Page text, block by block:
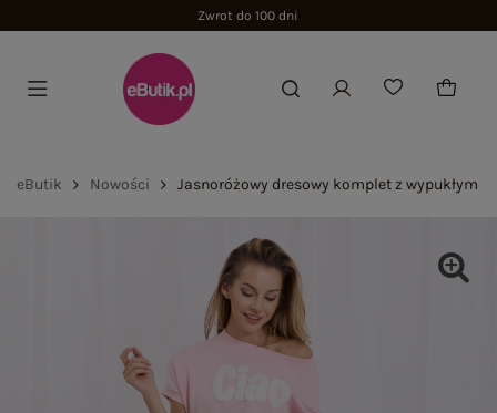
Zwrot do 100 dni
eButik Nowości Jasnoróżowy dresowy komplet z wypukłym